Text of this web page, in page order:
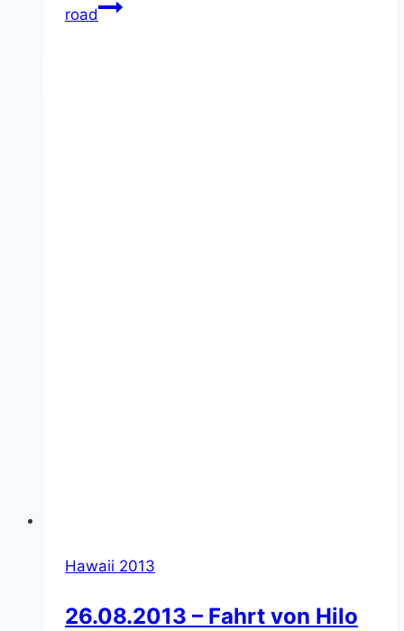
road
Hawaii 2013
26.08.2013 – Fahrt von Hilo